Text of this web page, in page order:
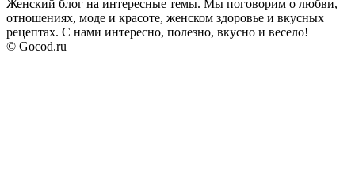
Женский блог на интересные темы. Мы поговорим о любви,
отношениях, моде и красоте, женском здоровье и вкусных
рецептах. С нами интересно, полезно, вкусно и весело!
© Gocod.ru